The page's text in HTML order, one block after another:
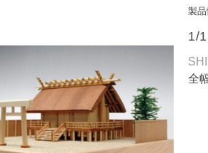
製
1/
全